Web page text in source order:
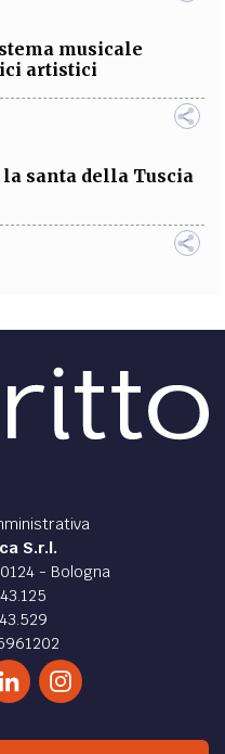
musicale
artistici
santa della Tuscia
S.r.l.
- Bologna